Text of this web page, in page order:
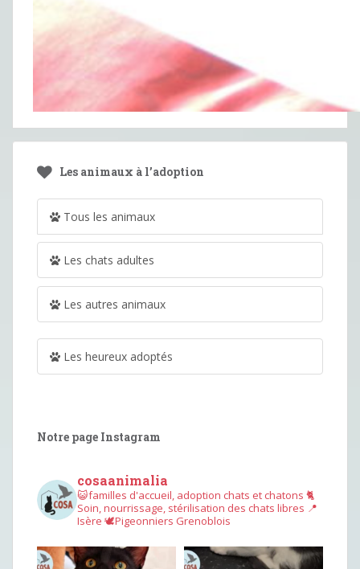
Les animaux à l’adoption
Tous les animaux
Les chats adultes
Les autres animaux
Les heureux adoptés
Notre page Instagram
cosaanimalia
😺familles d'accueil, adoption chats et chatons 🐈
Soin, nourrissage, stérilisation des chats libres 📍
Isère 🕊︎Pigeonniers Grenoblois